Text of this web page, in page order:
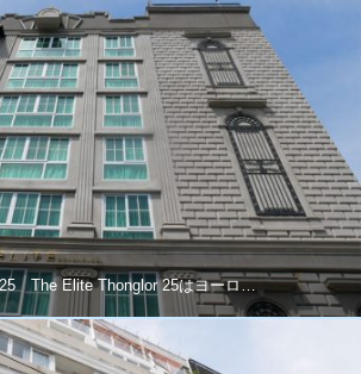
The Elite Thonglor 25はヨーロ…